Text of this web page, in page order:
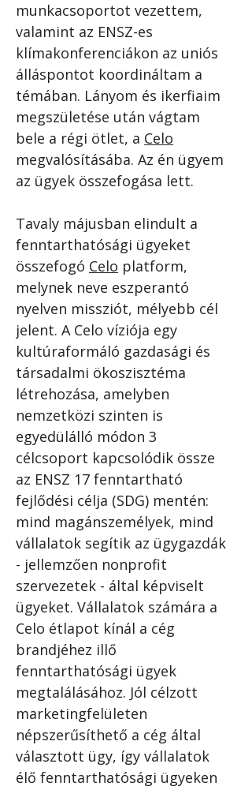
munkacsoportot vezettem,
valamint az ENSZ-es
klímakonferenciákon az uniós
álláspontot koordináltam a
témában. Lányom és ikerfiaim
megszületése után vágtam
bele a régi ötlet, a Celo
megvalósításába. Az én ügyem
az ügyek összefogása lett.
Tavaly májusban elindult a
fenntarthatósági ügyeket
összefogó Celo platform,
melynek neve eszperantó
nyelven missziót, mélyebb cél
jelent. A Celo víziója egy
kultúraformáló gazdasági és
társadalmi ökoszisztéma
létrehozása, amelyben
nemzetközi szinten is
egyedülálló módon 3
célcsoport kapcsolódik össze
az ENSZ 17 fenntartható
fejlődési célja (SDG) mentén:
mind magánszemélyek, mind
vállalatok segítik az ügygazdák
- jellemzően nonprofit
szervezetek - által képviselt
ügyeket. Vállalatok számára a
Celo étlapot kínál a cég
brandjéhez illő
fenntarthatósági ügyek
megtalálásához. Jól célzott
marketingfelületen
népszerűsíthető a cég által
választott ügy, így vállalatok
élő fenntarthatósági ügyeken